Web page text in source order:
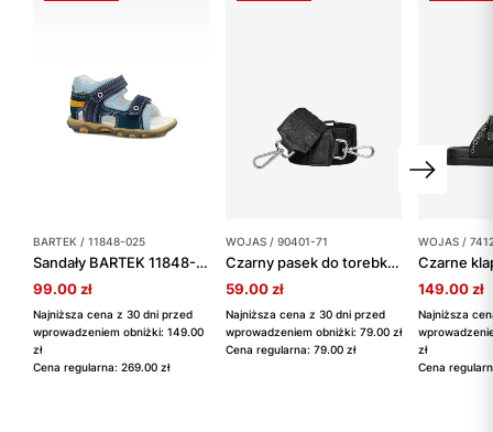
BARTEK / 11848-025
Sandały BARTEK 11848-025, dla chłopców, zielono-granatowy
99.00 zł
Najniższa cena z 30 dni przed
wprowadzeniem obniżki: 149.00
zł
Cena regularna: 269.00 zł
WOJAS / 90401-71
Czarny pasek do torebki z geometrycznym wzorem
59.00 zł
Najniższa cena z 30 dni przed
wprowadzeniem obniżki: 79.00 zł
Cena regularna: 79.00 zł
WOJAS /
149.00 zł
Najniższa
zł
Cena